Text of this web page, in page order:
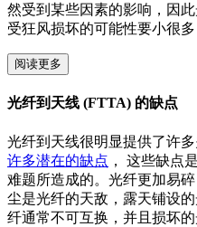
然受到某些因素的影响，因
受狂风损坏的可能性要小很
阅读更多
光纤到天线 (FTTA) 的缺点
光纤到天线很明显提供了许多
许多潜在的缺点 ， 这些缺点
难题所造成的。光纤更加易
尘是光纤的天敌，露天铺设
纤通常不可互换，并且损坏